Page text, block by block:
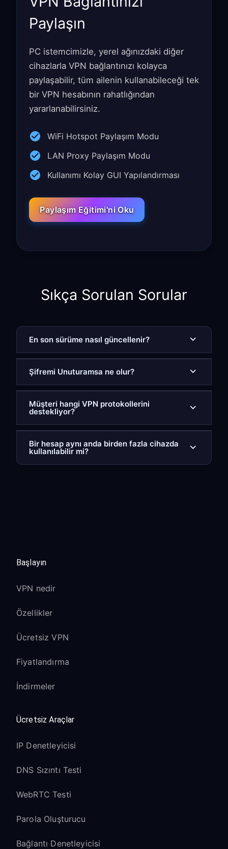
Paylaşın
PC istemcimizle, yerel ağınızdaki diğer
cihazlarla VPN bağlantınızı kolayca
paylaşabilir, tüm ailenin kullanabileceği tek
bir VPN hesabının rahatlığından
yararlanabilirsiniz.
WiFi Hotspot Paylaşım Modu
LAN Proxy Paylaşım Modu
Kullanımı Kolay GUI Yapılandırması
Paylaşım Eğitimi'ni Oku
Sıkça Sorulan Sorular
En son sürüme nasıl güncellenir?
Şifremi Unuturamsa ne olur?
Müşteri hangi VPN protokollerini
destekliyor?
Bir hesap aynı anda birden fazla cihazda
kullanılabilir mi?
Başlayın
VPN nedir
Özellikler
Ücretsiz VPN
Fiyatlandırma
İndirmeler
Ücretsiz Araçlar
IP Denetleyicisi
DNS Sızıntı Testi
WebRTC Testi
Parola Oluşturucu
Bağlantı Denetleyicisi